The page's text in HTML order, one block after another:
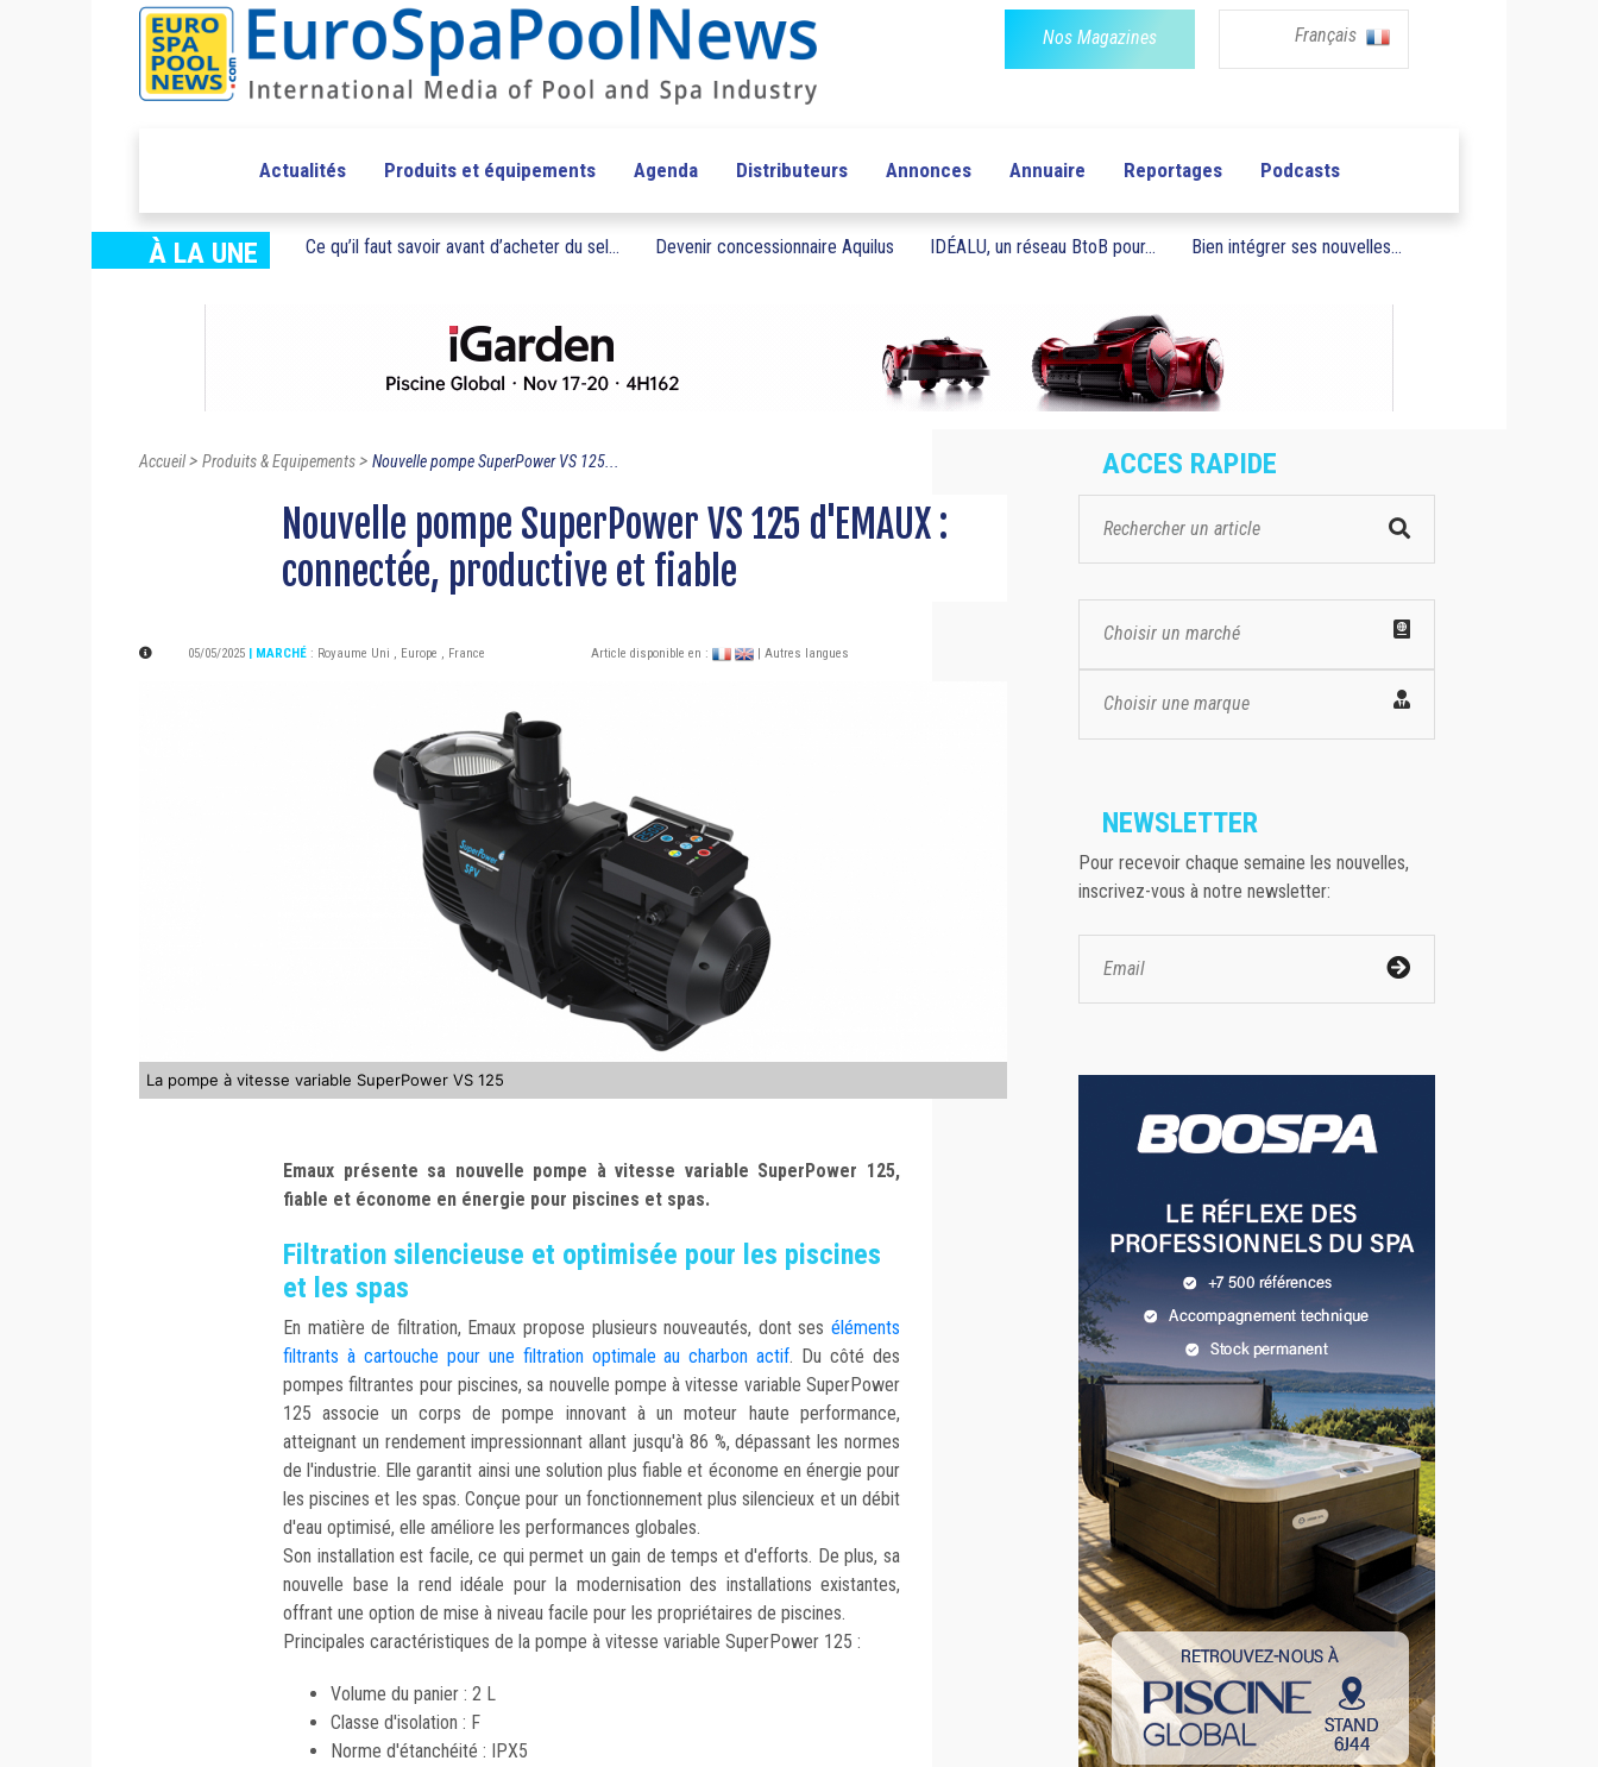
Nos Magazines Français
Actualités Produits et équipements Agenda Distributeurs Annonces Annuaire Reportages Podcasts
À LA UNE Ce qu’il faut savoir avant d’acheter du sel... Devenir concessionnaire Aquilus IDÉALU, un réseau BtoB pour... Bien intégrer ses nouvelles...
Accueil> Produits & Equipements> Nouvelle pompe SuperPower VS 125...
Nouvelle pompe SuperPower VS 125 d'EMAUX :
connectée, productive et fiable
05/05/2025 | MARCHÉ : Royaume Uni , Europe , France Article disponible en : | Autres langues
La pompe à vitesse variable SuperPower VS 125
Emaux présente sa nouvelle pompe à vitesse variable SuperPower 125,
fiable et économe en énergie pour piscines et spas.
Filtration silencieuse et optimisée pour les piscines
et les spas
En matière de filtration, Emaux propose plusieurs nouveautés, dont ses éléments
filtrants à cartouche pour une filtration optimale au charbon actif. Du côté des
pompes filtrantes pour piscines, sa nouvelle pompe à vitesse variable SuperPower
125 associe un corps de pompe innovant à un moteur haute performance,
atteignant un rendement impressionnant allant jusqu'à 86 %, dépassant les normes
de l'industrie. Elle garantit ainsi une solution plus fiable et économe en énergie pour
les piscines et les spas. Conçue pour un fonctionnement plus silencieux et un débit
d'eau optimisé, elle améliore les performances globales.
Son installation est facile, ce qui permet un gain de temps et d'efforts. De plus, sa
nouvelle base la rend idéale pour la modernisation des installations existantes,
offrant une option de mise à niveau facile pour les propriétaires de piscines.
Principales caractéristiques de la pompe à vitesse variable SuperPower 125 :
Volume du panier : 2 L
Classe d'isolation : F
Norme d'étanchéité : IPX5
ACCES RAPIDE
Choisir un marché
Choisir une marque
NEWSLETTER
Pour recevoir chaque semaine les nouvelles,
inscrivez-vous à notre newsletter: